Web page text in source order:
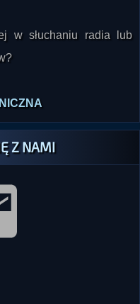
w słuchaniu radia lub
Z NAMI